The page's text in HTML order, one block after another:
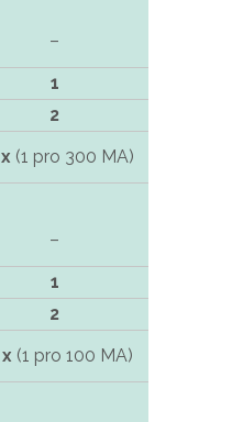
–
1
2
(1 pro 300 MA)
–
1
2
(1 pro 100 MA)